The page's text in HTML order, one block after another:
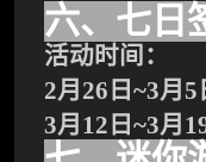
六、七日
活动时间：
2月26日~3月5
3月12日~3月